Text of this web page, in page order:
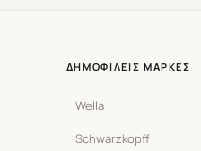
ΔΗΜΟΦΙΛΕΊΣ ΜΆΡΚΕΣ
Wella
Schwarzkopff